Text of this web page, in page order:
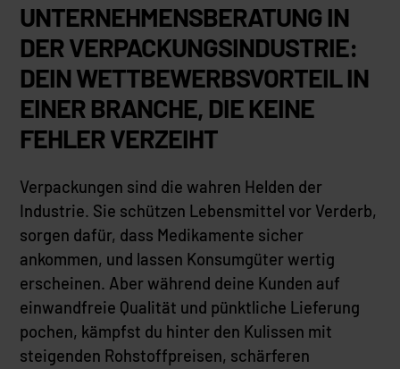
UNTERNEHMENSBERATUNG IN
DER VERPACKUNGSINDUSTRIE:
DEIN WETTBEWERBSVORTEIL IN
EINER BRANCHE, DIE KEINE
FEHLER VERZEIHT
Verpackungen sind die wahren Helden der
Industrie. Sie schützen Lebensmittel vor Verderb,
sorgen dafür, dass Medikamente sicher
ankommen, und lassen Konsumgüter wertig
erscheinen. Aber während deine Kunden auf
einwandfreie Qualität und pünktliche Lieferung
pochen, kämpfst du hinter den Kulissen mit
steigenden Rohstoffpreisen, schärferen